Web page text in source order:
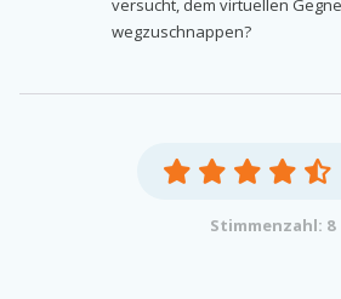
versucht, dem virtuellen
wegzuschnappen?
Stimmenzahl: 8